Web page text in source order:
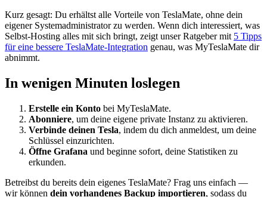
Kurz gesagt: Du erhältst alle Vorteile von TeslaMate, ohne dein
eigener Systemadministrator zu werden. Wenn dich interessiert, was
Selbst-Hosting alles mit sich bringt, zeigt unser Ratgeber mit 5 Tipps
für eine bessere TeslaMate-Integration genau, was MyTeslaMate dir
abnimmt.
In wenigen Minuten loslegen
Erstelle ein Konto bei MyTeslaMate.
Abonniere, um deine eigene private Instanz zu aktivieren.
Verbinde deinen Tesla, indem du dich anmeldest, um deine
Schlüssel einzurichten.
Öffne Grafana und beginne sofort, deine Statistiken zu
erkunden.
Betreibst du bereits dein eigenes TeslaMate? Frag uns einfach —
wir können dein vorhandenes Backup importieren, sodass du